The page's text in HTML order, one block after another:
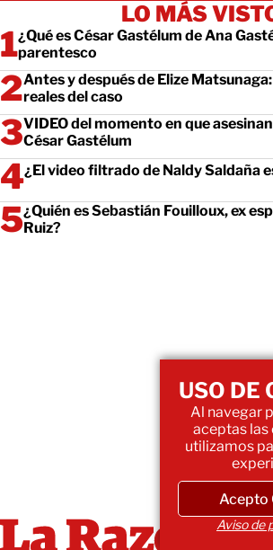
LO MÁS
¿Qué es César Gastélum de Ana
parentesco
Antes y después de Elize
reales del caso
VIDEO del momento en que
César Gastélum
¿El video filtrado de Naldy Saldaña
¿Quién es Sebastián Fouilloux, ex
Ruiz?
USO DE
Al navegar
aceptas las
utilizamos
Acepto
Aviso de